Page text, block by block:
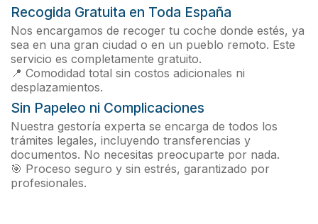
Recogida Gratuita en Toda España
Nos encargamos de recoger tu coche donde estés, ya
sea en una gran ciudad o en un pueblo remoto. Este
servicio es completamente gratuito.
📍 Comodidad total sin costos adicionales ni
desplazamientos.
Sin Papeleo ni Complicaciones
Nuestra gestoría experta se encarga de todos los
trámites legales, incluyendo transferencias y
documentos. No necesitas preocuparte por nada.
🎯 Proceso seguro y sin estrés, garantizado por
profesionales.